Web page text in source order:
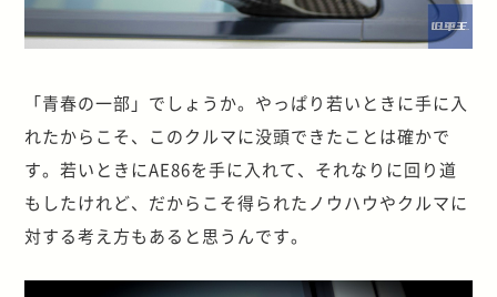
「青春の一部」でしょうか。やっぱり若いときに手に入
れたからこそ、このクルマに没頭できたことは確かで
す。若いときにAE86を手に入れて、それなりに回り道
もしたけれど、だからこそ得られたノウハウやクルマに
対する考え方もあると思うんです。